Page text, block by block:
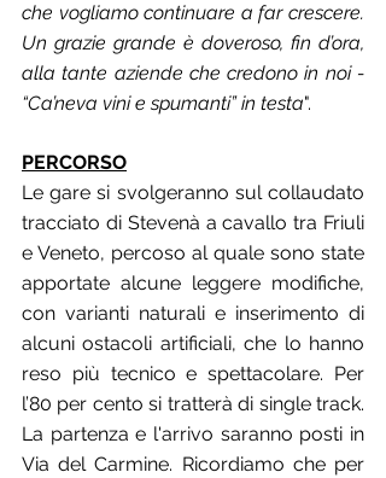
che vogliamo continuare a far crescere.
Un grazie grande è doveroso, fin d’ora,
alla tante aziende che credono in noi -
“Ca’neva vini e spumanti” in testa".
PERCORSO
Le gare si svolgeranno sul collaudato
tracciato di Stevenà a cavallo tra Friuli
e Veneto, percoso al quale sono state
apportate alcune leggere modifiche,
con varianti naturali e inserimento di
alcuni ostacoli artificiali, che lo hanno
reso più tecnico e spettacolare. Per
l’80 per cento si tratterà di single track.
La partenza e l'arrivo saranno posti in
Via del Carmine. Ricordiamo che per